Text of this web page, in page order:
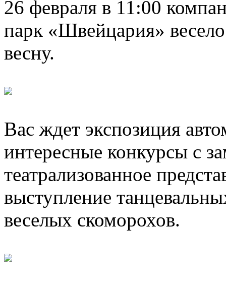
26 февраля в 11:00
парк «Швейцария»
весну.
Вас ждет экспозиция
интересные конкурсы с
театрализованное
выступление
веселых скоморохов.